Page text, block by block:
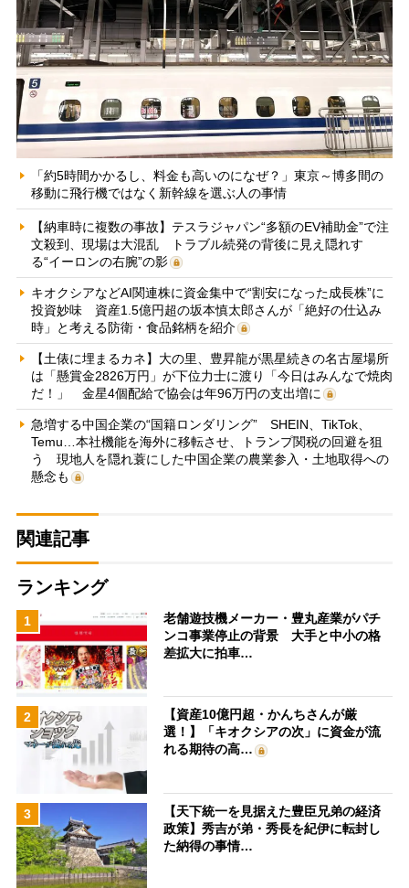
「約5時間かかるし、料金も高いのになぜ？」東京～博多間の
移動に飛行機ではなく新幹線を選ぶ人の事情
【納車時に複数の事故】テスラジャパン“多額のEV補助金”で注
文殺到、現場は大混乱 トラブル続発の背後に見え隠れす
る“イーロンの右腕”の影
キオクシアなどAI関連株に資金集中で“割安になった成長株”に
投資妙味 資産1.5億円超の坂本慎太郎さんが「絶好の仕込み
時」と考える防衛・食品銘柄を紹介
【土俵に埋まるカネ】大の里、豊昇龍が黒星続きの名古屋場所
は「懸賞金2826万円」が下位力士に渡り「今日はみんなで焼肉
だ！」 金星4個配給で協会は年96万円の支出増に
急増する中国企業の“国籍ロンダリング” SHEIN、TikTok、
Temu…本社機能を海外に移転させ、トランプ関税の回避を狙
う 現地人を隠れ蓑にした中国企業の農業参入・土地取得への
懸念も
関連記事
ランキング
1
老舗遊技機メーカー・豊丸産業がパチ
ンコ事業停止の背景 大手と中小の格
差拡大に拍車…
2
【資産10億円超・かんちさんが厳
選！】「キオクシアの次」に資金が流
れる期待の高…
3
【天下統一を見据えた豊臣兄弟の経済
政策】秀吉が弟・秀長を紀伊に転封し
た納得の事情…